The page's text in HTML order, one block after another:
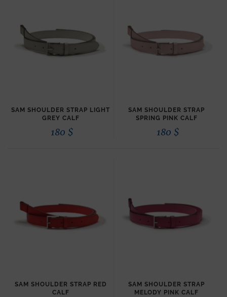
SAM SHOULDER STRAP LIGHT
GREY CALF
180 $
SAM SHOULDER STRAP
SPRING PINK CALF
180 $
SAM SHOULDER STRAP RED
CALF
SAM SHOULDER STRAP
MELODY PINK CALF